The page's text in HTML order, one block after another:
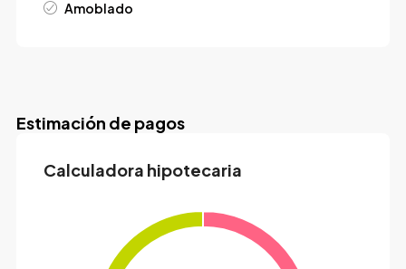
Amoblado
Estimación de pagos
Calculadora hipotecaria